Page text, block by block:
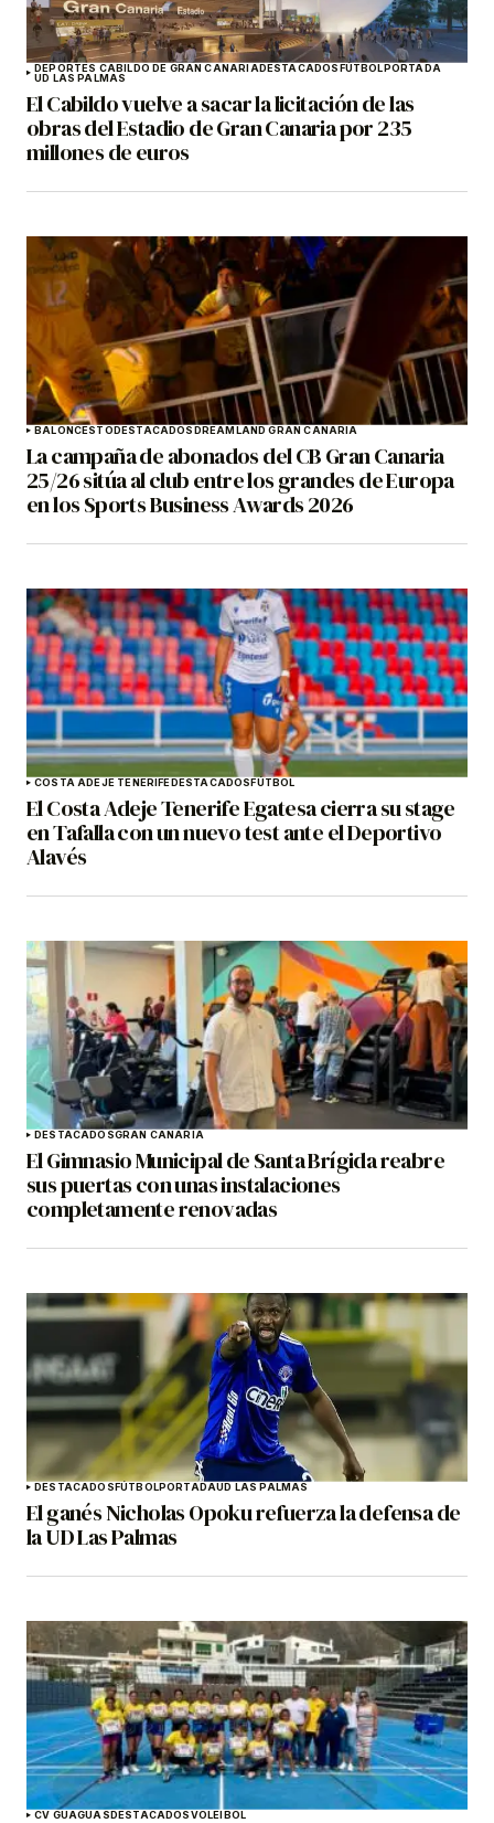
DEPORTES CABILDO DE GRAN CANARIADESTACADOSFÚTBOLPORTADA
UD LAS PALMAS
El Cabildo vuelve a sacar la licitación de las
obras del Estadio de Gran Canaria por 235
millones de euros
BALONCESTODESTACADOSDREAMLAND GRAN CANARIA
La campaña de abonados del CB Gran Canaria
25/26 sitúa al club entre los grandes de Europa
en los Sports Business Awards 2026
COSTA ADEJE TENERIFEDESTACADOSFÚTBOL
El Costa Adeje Tenerife Egatesa cierra su stage
en Tafalla con un nuevo test ante el Deportivo
Alavés
DESTACADOSGRAN CANARIA
El Gimnasio Municipal de Santa Brígida reabre
sus puertas con unas instalaciones
completamente renovadas
DESTACADOSFÚTBOLPORTADAUD LAS PALMAS
El ganés Nicholas Opoku refuerza la defensa de
la UD Las Palmas
CV GUAGUASDESTACADOSVOLEIBOL